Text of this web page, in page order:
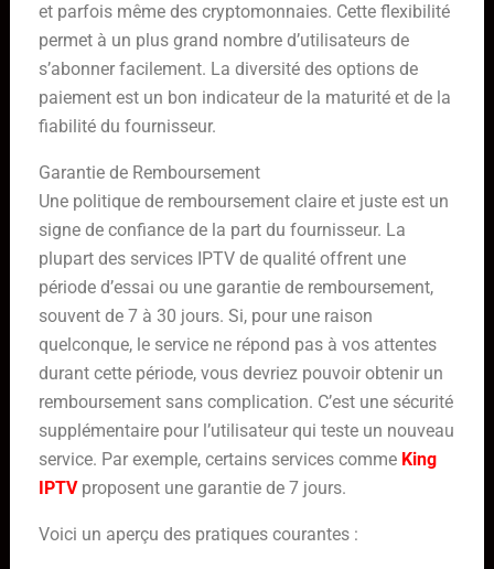
et parfois même des cryptomonnaies. Cette flexibilité
permet à un plus grand nombre d’utilisateurs de
s’abonner facilement. La diversité des options de
paiement est un bon indicateur de la maturité et de la
fiabilité du fournisseur.
Garantie de Remboursement
Une politique de remboursement claire et juste est un
signe de confiance de la part du fournisseur. La
plupart des services IPTV de qualité offrent une
période d’essai ou une garantie de remboursement,
souvent de 7 à 30 jours. Si, pour une raison
quelconque, le service ne répond pas à vos attentes
durant cette période, vous devriez pouvoir obtenir un
remboursement sans complication. C’est une sécurité
supplémentaire pour l’utilisateur qui teste un nouveau
service. Par exemple, certains services comme King
IPTVproposent une garantie de 7 jours.
Voici un aperçu des pratiques courantes :